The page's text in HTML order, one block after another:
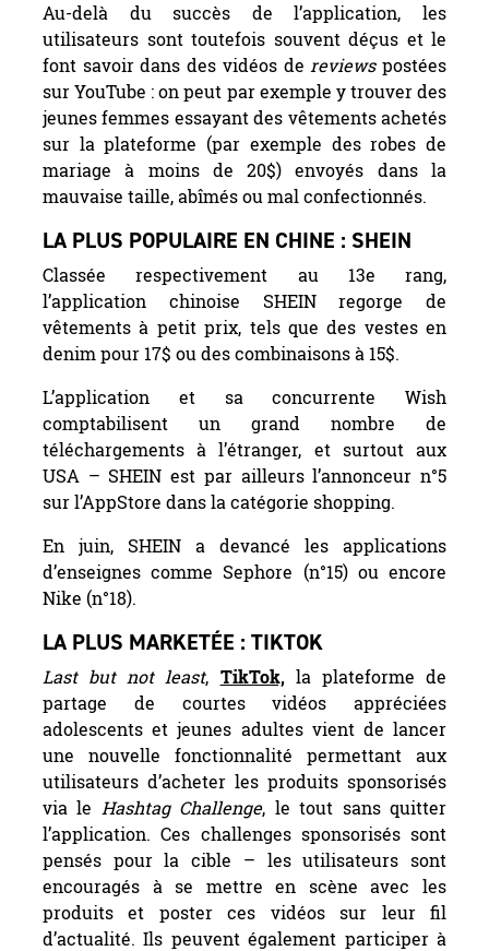
Au-delà du succès de l’application, les
utilisateurs sont toutefois souvent déçus et le
font savoir dans des vidéos dereviewspostées
sur YouTube : on peut par exemple y trouver des
jeunes femmes essayant des vêtements achetés
sur la plateforme (par exemple des robes de
mariage à moins de 20$) envoyés dans la
mauvaise taille, abîmés ou mal confectionnés.
LA PLUS POPULAIRE EN CHINE : SHEIN
Classée respectivement au 13e rang,
l’application chinoise SHEIN regorge de
vêtements à petit prix, tels que des vestes en
denim pour 17$ ou des combinaisons à 15$.
L’application et sa concurrente Wish
comptabilisent un grand nombre de
téléchargements à l’étranger, et surtout aux
USA – SHEIN est par ailleurs l’annonceur n°5
sur l’AppStore dans la catégorie shopping.
En juin, SHEIN a devancé les applications
d’enseignes comme Sephore (n°15) ou encore
Nike (n°18).
LA PLUS MARKETÉE : TIKTOK
Last but not least, TikTok,la plateforme de
partage de courtes vidéos appréciées
adolescents et jeunes adultes vient de lancer
une nouvelle fonctionnalité permettant aux
utilisateurs d’acheter les produits sponsorisés
via le Hashtag Challenge, le tout sans quitter
l’application. Ces challenges sponsorisés sont
pensés pour la cible – les utilisateurs sont
encouragés à se mettre en scène avec les
produits et poster ces vidéos sur leur fil
d’actualité. Ils peuvent également participer à